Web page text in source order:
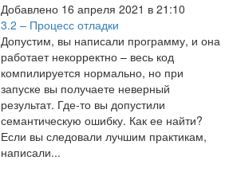
Добавлено 16 апреля 2021 в 21:10
3.2 – Процесс отладки
Допустим, вы написали программу, и она
работает некорректно – весь код
компилируется нормально, но при
запуске вы получаете неверный
результат. Где-то вы допустили
семантическую ошибку. Как ее найти?
Если вы следовали лучшим практикам,
написали...